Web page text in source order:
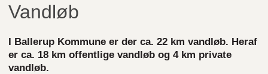
Vandløb
I Ballerup Kommune er der ca. 22 km vandløb. Heraf
er ca. 18 km offentlige vandløb og 4 km private
vandløb.